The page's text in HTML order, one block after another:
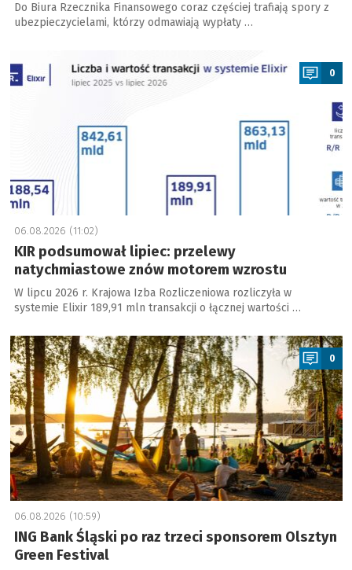
Do Biura Rzecznika Finansowego coraz częściej trafiają spory z
ubezpieczycielami, którzy odmawiają wypłaty …
0
06.08.2026 (11:02)
KIR podsumował lipiec: przelewy
natychmiastowe znów motorem wzrostu
W lipcu 2026 r. Krajowa Izba Rozliczeniowa rozliczyła w
systemie Elixir 189,91 mln transakcji o łącznej wartości …
a
0
06.08.2026 (10:59)
ING Bank Śląski po raz trzeci sponsorem Olsztyn
Green Festival